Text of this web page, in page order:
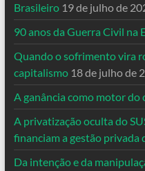
Brasileiro 19 de julho de
90 anos da Guerra Civil na
Quando o sofrimento vira
capitalismo 18 de julho de
A ganância como motor do
A privatização oculta do
financiam a gestão privada
Da intenção e da